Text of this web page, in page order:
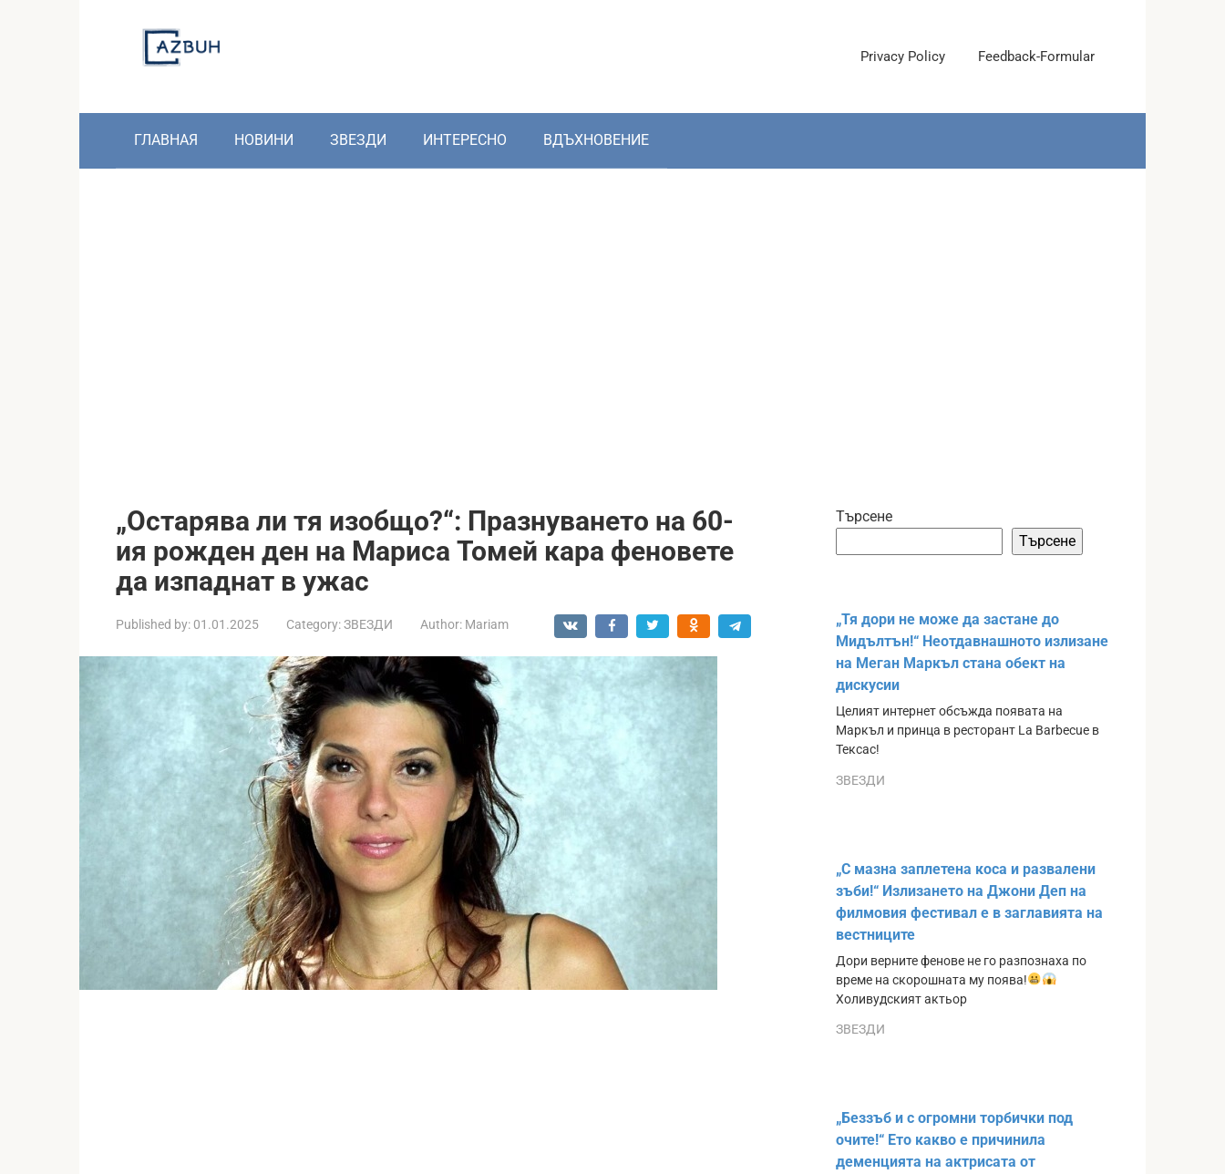
Privacy Policy Feedback-Formular
ГЛАВНАЯ НОВИНИ ЗВЕЗДИ ИНТЕРЕСНО ВДЪХНОВЕНИЕ
„Остарява ли тя изобщо?“: Празнуването на 60-
ия рожден ден на Мариса Томей кара феновете
да изпаднат в ужас
Published by: 01.01.2025 Category:ЗВЕЗДИ Author: Mariam
Търсене
Търсене
„Тя дори не може да застане до
Мидълтън!“ Неотдавнашното излизане
на Меган Маркъл стана обект на
дискусии
Целият интернет обсъжда появата на
Маркъл и принца в ресторант La Barbecue в
Тексас!
ЗВЕЗДИ
„С мазна заплетена коса и развалени
зъби!“ Излизането на Джони Деп на
филмовия фестивал е в заглавията на
вестниците
Дори верните фенове не го разпознаха по
време на скорошната му поява!
Холивудският актьор
ЗВЕЗДИ
„Беззъб и с огромни торбички под
очите!“ Ето какво е причинила
деменцията на актрисата от